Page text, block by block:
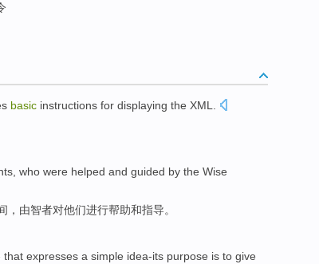
basic instructions for displaying the XML
who were helped and guided by the Wise
， 由智者对他们进行帮助和指导。
that expresses a simple idea-its purpose is to give